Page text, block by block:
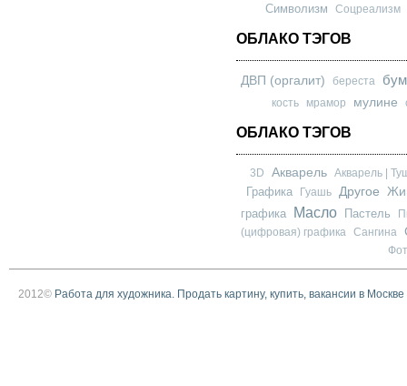
Символизм Соцреализм
ОБЛАКО ТЭГОВ
ДВП (оргалит) береста
кость мрамор мулине
ОБЛАКО ТЭГОВ
3D Акварель Акварель |
Графика Гуашь Другое
графика
Масло Пастель
(цифровая) графика
Сангина
2012© Работа для художника. Продать картину, купить, вакансии в Москве